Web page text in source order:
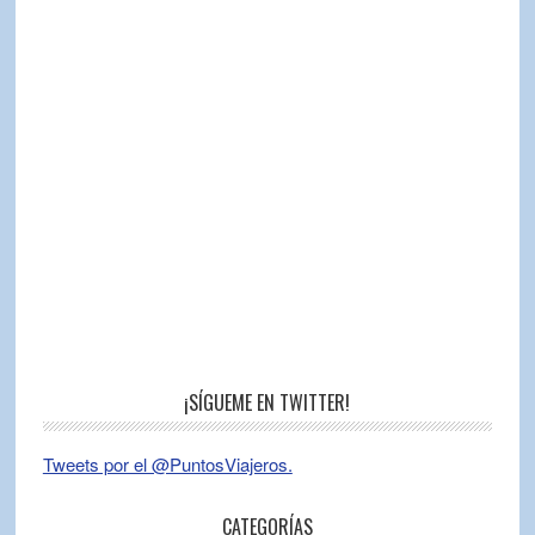
¡SÍGUEME EN TWITTER!
Tweets por el @PuntosViajeros.
CATEGORÍAS